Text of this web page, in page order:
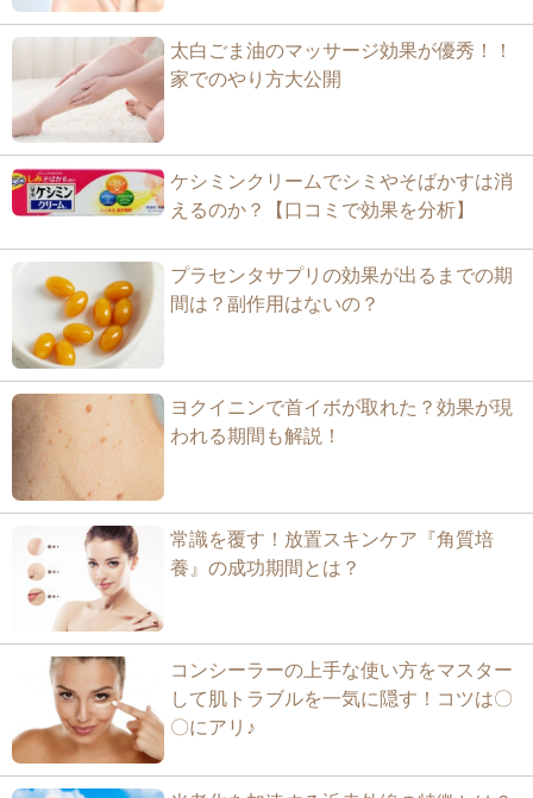
太白ごま油のマッサージ効果が優秀！！
家でのやり方大公開
ケシミンクリームでシミやそばかすは消
えるのか？【口コミで効果を分析】
プラセンタサプリの効果が出るまでの期
間は？副作用はないの？
ヨクイニンで首イボが取れた？効果が現
われる期間も解説！
常識を覆す！放置スキンケア『角質培
養』の成功期間とは？
コンシーラーの上手な使い方をマスター
して肌トラブルを一気に隠す！コツは〇
〇にアリ♪